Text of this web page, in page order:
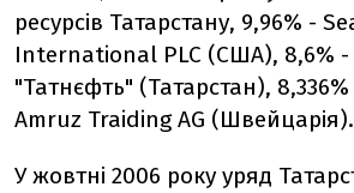
ресурсів Татарстану, 9,96% -
International PLC (США), 8,6% -
"Татнєфть" (Татарстан), 8,336%
Amruz Traiding AG (Швейцарія).
У жовтні 2006 року уряд